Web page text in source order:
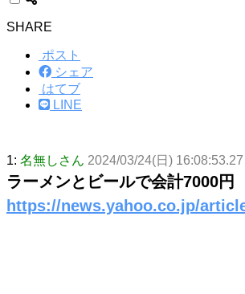
SHARE
ポスト
シェア
はてブ
LINE
1: 名無しさん 2024/03/24(日)
ラーメンとビールで会計7000
https://news.yahoo.co.jp/